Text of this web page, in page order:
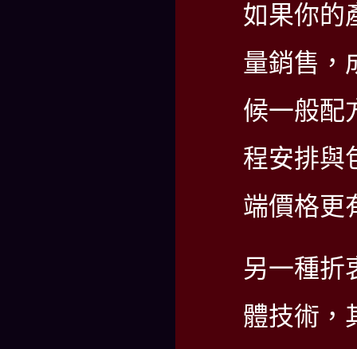
如果你的
量銷售，
候一般配
程安排與
端價格更
另一種折
體技術，